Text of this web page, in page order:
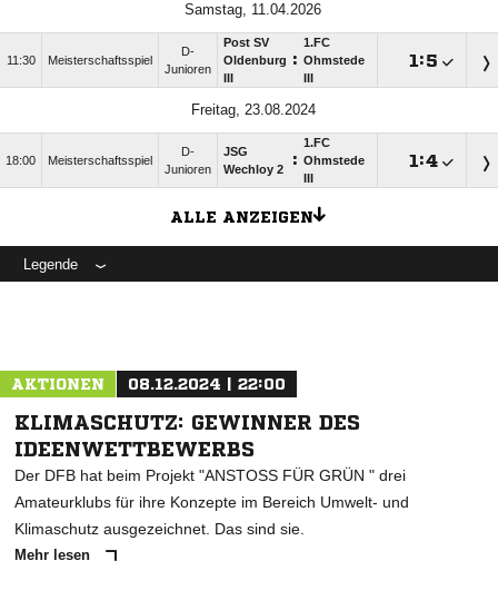
Samstag, 11.04.2026
11:30 Meisterschaftsspiel
D-
Junioren
Post SV
Oldenburg :
1.FC
Ohmstede
:
Freitag, 23.08.2024
18:00 Meisterschaftsspiel
D-
Junioren
JSG
Wechloy 2
:
1.FC
Ohmstede
:
ALLE ANZEIGEN
Legende
AKTIONEN 08.12.2024 | 22:00
KLIMASCHUTZ: GEWINNER DES
IDEENWETTBEWERBS
Der DFB hat beim Projekt "ANSTOSS FÜR GRÜN " drei
Amateurklubs für ihre Konzepte im Bereich Umwelt- und
Klimaschutz ausgezeichnet. Das sind sie.
Mehr lesen